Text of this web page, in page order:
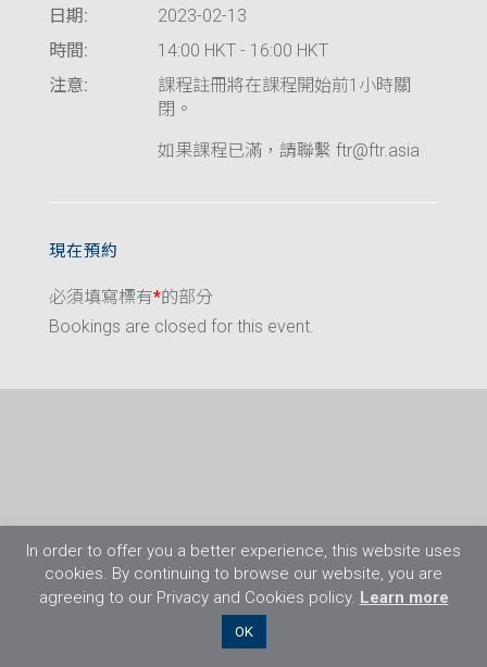
日期:
2023-02-13
時間:
14:00 HKT - 16:00 HKT
注意:
課程註冊將在課程開始前1小時關
閉。
如果課程已滿，請聯繫 ftr@ftr.asia
現在預約
必須填寫標有*的部分
Bookings are closed for this event.
©2026 Flight Training Resources Limited. 保
In order to offer you a better experience, this website uses
cookies. By continuing to browse our website, you are
agreeing to our Privacy and Cookies policy. Learn more
OK